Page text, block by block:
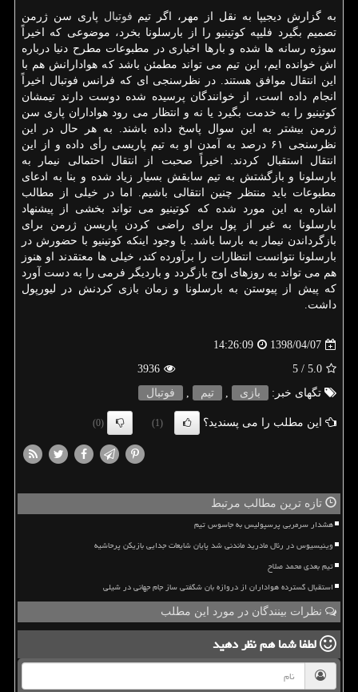
به گزارش دیجیپا به نقل از مهر، اگر تیم فوتبال پاری سن ژرمن
تصمیم بگیرد فلیپه كوتینیو را از بارسلونا بخرد، موضوعی كه اخیراً
سوژه رسانه ها شده و بارها اخباری در مطبوعات مطرح دنیا درباره
اش خوانده ایم، این تیم می تواند مطمئن باشد كه هوادارانش هم با
این انتقال موافق هستند. در نظرسنجی ای كه فرانس فوتبال اخیراً
انجام داده است، از خوانندگان پرسیده شده دوست دارند تیمشان
كوتینیو را به خدمت بگیرد یا نه و انتظار می رود هواداران پاری سن
ژرمن بیشتر به این سوال پاسخ داده باشند. به هر حال در این
نظرسنجی ۶۱ درصد به آمدن او به تیم پاریسی رأی داده و از این
انتقال استقبال كردند. اخیراً صحبت از انتقال احتمالی نیمار به
بارسلونا و بازگشتش به تیم سابقش بسیار زیاد شده و بنا به ادعای
مطبوعات باید منتظر چنین انتقالی باشیم. اما در خیلی از مطالب
اشاره به این مورد شده كه كوتینیو می تواند بخشی از پیشنهاد
بارسلونا به غیر از پول برای راضی كردن پاری‎سن ژرمن برای
بازگرداندن نیمار به بارسا باشد. با وجود اینكه كوتینیو با حضورش در
بارسلونا نتوانست انتظارات را برآورده كند، خیلی ها معتقدند او هنوز
هم می تواند به روزهای اوج بازگردد و باردیگر فرمی را به دست آورد
كه پیش از پیوستن به بارسلونا و زمان بازی كردنش در لیورپول
داشت.
1398/04/07
14:26:09
5.0
/ 5
3936
تگهای خبر:
بازی , تیم , فوتبال
این مطلب را می پسندید؟ (1)
(0)
تازه ترین مطالب مرتبط
هشدار سرمربی پرسپولیس به جاسوس تیم
وینیسیوس در رئال مادرید ماندنی شد پایان شایعات جدایی بازیکن پرحاشیه
تیم بعدی محمد صلاح
استقبال گسترده هواداران از دروازه بان شگفتی ساز جام جهانی در شیلی
نظرات بینندگان در مورد این مطلب
لطفا شما همنظر دهید